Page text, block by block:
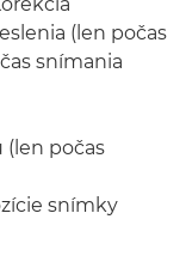
(len počas
snímania
počas
snímky